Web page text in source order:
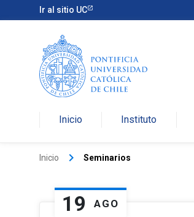
Ir al sitio UC
Inicio Instituto
Inicio keyboard_arrow_right Seminarios
19 AGO